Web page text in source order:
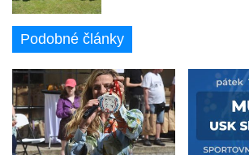
Podobné články